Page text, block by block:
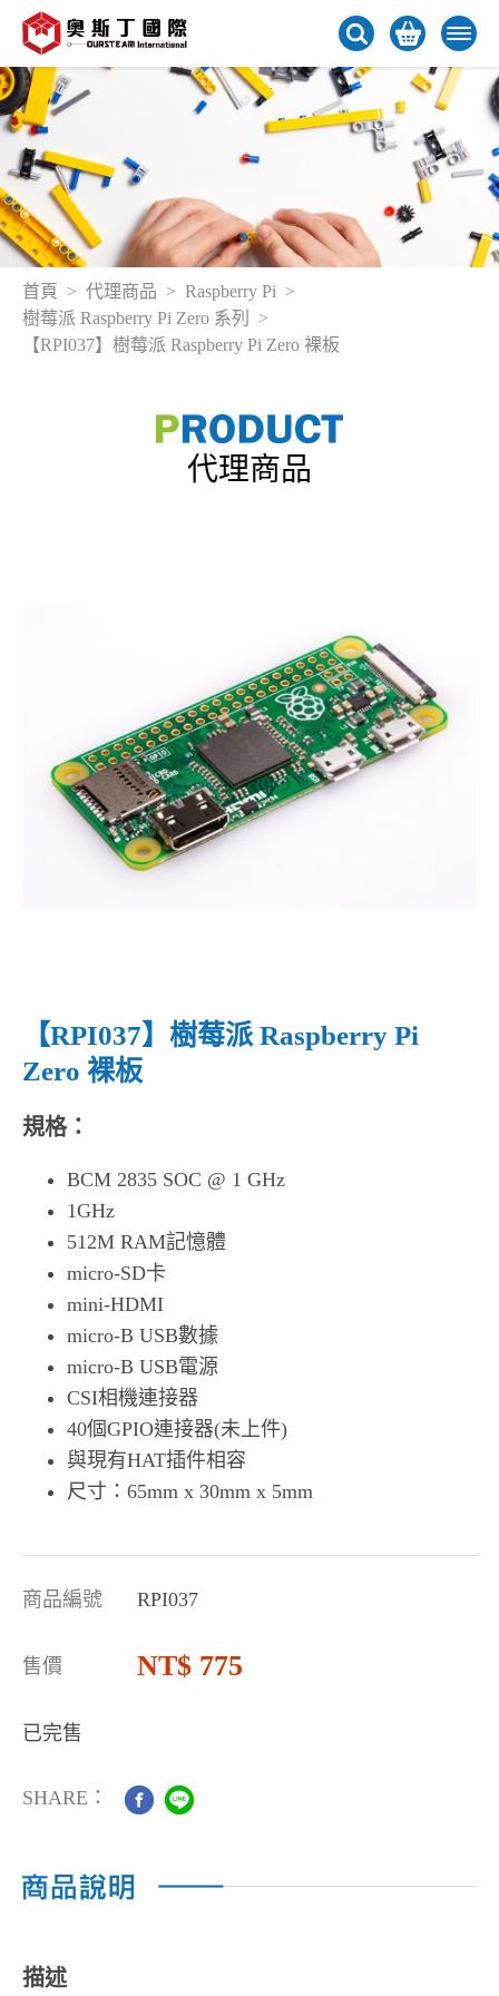
首頁 代理商品
Raspberry Pi
樹莓派 Raspberry Pi Zero 系列
【RPI037】樹莓派 Raspberry Pi Zero 裸板
代理商品
【RPI037】樹莓派 Raspberry Pi
Zero 裸板
規格：
BCM 2835 SOC @ 1 GHz
1GHz
512M RAM記憶體
micro-SD卡
mini-HDMI
micro-B USB數據
micro-B USB電源
CSI相機連接器
40個GPIO連接器(未上件)
與現有HAT插件相容
尺寸：65mm x 30mm x 5mm
商品編號 RPI037
售價 775
已完售
SHARE：
描述